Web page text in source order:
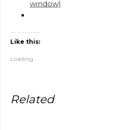
window)
Like this:
Loading...
Related